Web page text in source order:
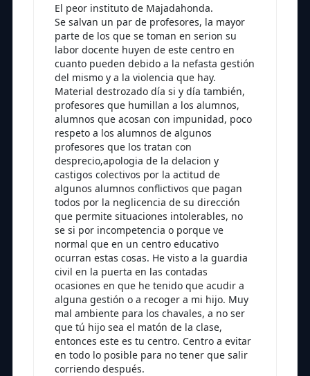
El peor instituto de Majadahonda.
Se salvan un par de profesores, la mayor
parte de los que se toman en serion su
labor docente huyen de este centro en
cuanto pueden debido a la nefasta gestión
del mismo y a la violencia que hay.
Material destrozado día si y día también,
profesores que humillan a los alumnos,
alumnos que acosan con impunidad, poco
respeto a los alumnos de algunos
profesores que los tratan con
desprecio,apologia de la delacion y
castigos colectivos por la actitud de
algunos alumnos conflictivos que pagan
todos por la neglicencia de su dirección
que permite situaciones intolerables, no
se si por incompetencia o porque ve
normal que en un centro educativo
ocurran estas cosas. He visto a la guardia
civil en la puerta en las contadas
ocasiones en que he tenido que acudir a
alguna gestión o a recoger a mi hijo. Muy
mal ambiente para los chavales, a no ser
que tú hijo sea el matón de la clase,
entonces este es tu centro. Centro a evitar
en todo lo posible para no tener que salir
corriendo después.